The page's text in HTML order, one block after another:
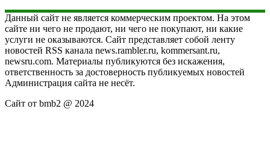
Данный сайт не является коммерческим проектом. На этом
сайте ни чего не продают, ни чего не покупают, ни какие
услуги не оказываются. Сайт представляет собой ленту
новостей RSS канала news.rambler.ru, kommersant.ru,
newsru.com. Материалы публикуются без искажения,
ответственность за достоверность публикуемых новостей
Администрация сайта не несёт.
Сайт от bmb2 @ 2024